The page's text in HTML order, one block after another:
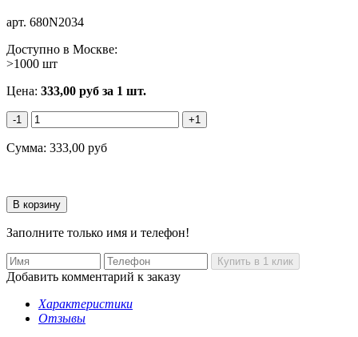
арт. 680N2034
Доступно в Москве:
>1000 шт
Цена: 333,00 руб за 1 шт.
-1 +1
Сумма: 333,00 руб
Заполните только имя и телефон!
Добавить комментарий к заказу
Характеристики
Отзывы